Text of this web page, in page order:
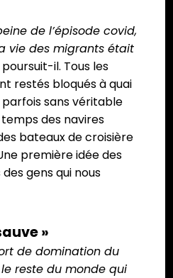
de l’épisode covid,
vie des migrants était
poursuit-il. Tous les
restés bloqués à quai
sans véritable
des navires
bateaux de croisière
première idée des
gens qui nous
»
de domination du
reste du monde qui